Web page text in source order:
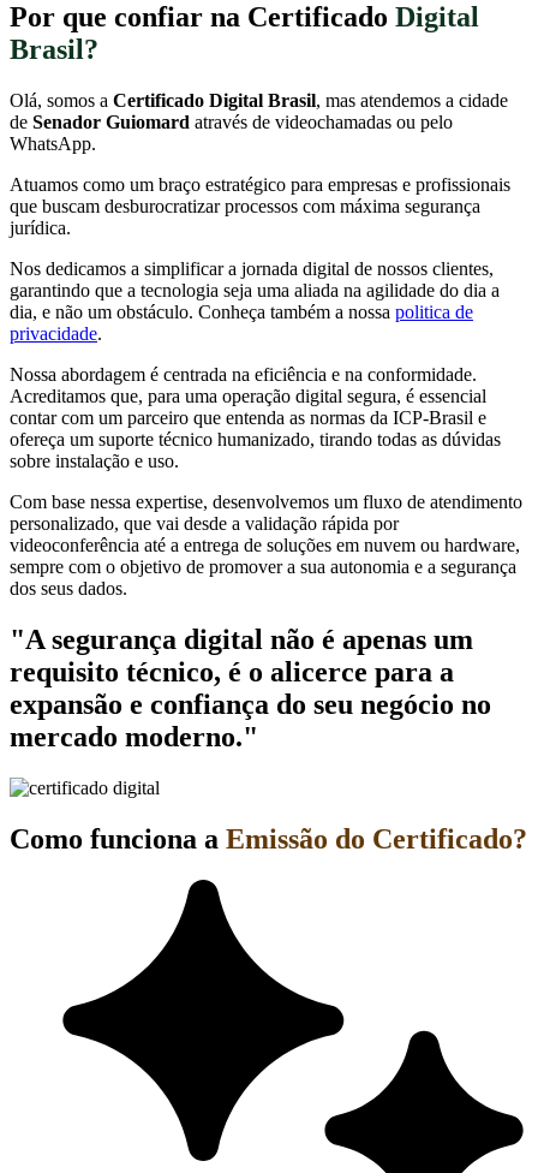
Por que confiar na Certificado Digital
Brasil?
Olá, somos a Certificado Digital Brasil, mas atendemos a cidade
de Senador Guiomard através de videochamadas ou pelo
WhatsApp.
Atuamos como um braço estratégico para empresas e profissionais
que buscam desburocratizar processos com máxima segurança
jurídica.
Nos dedicamos a simplificar a jornada digital de nossos clientes,
garantindo que a tecnologia seja uma aliada na agilidade do dia a
dia, e não um obstáculo. Conheça também a nossa politica de
privacidade.
Nossa abordagem é centrada na eficiência e na conformidade.
Acreditamos que, para uma operação digital segura, é essencial
contar com um parceiro que entenda as normas da ICP-Brasil e
ofereça um suporte técnico humanizado, tirando todas as dúvidas
sobre instalação e uso.
Com base nessa expertise, desenvolvemos um fluxo de atendimento
personalizado, que vai desde a validação rápida por
videoconferência até a entrega de soluções em nuvem ou hardware,
sempre com o objetivo de promover a sua autonomia e a segurança
dos seus dados.
"A segurança digital não é apenas um
requisito técnico, é o alicerce para a
expansão e confiança do seu negócio no
mercado moderno."
Como funciona a Emissão do Certificado?